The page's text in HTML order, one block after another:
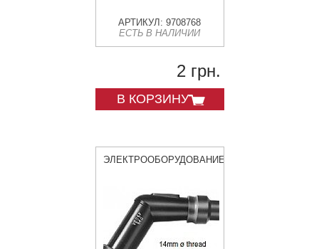
АРТИКУЛ: 9708768
ЕСТЬ В НАЛИЧИИ
2 грн.
В КОРЗИНУ
ЭЛЕКТРООБОРУДОВАНИЕ